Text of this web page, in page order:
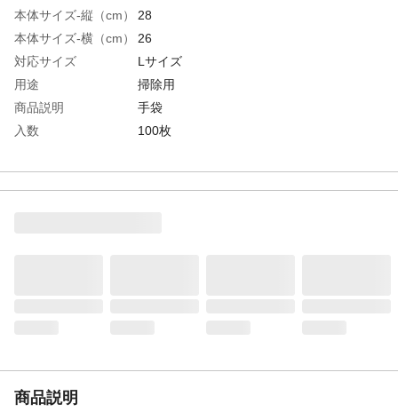
本体サイズ-縦（cm）
28
本体サイズ-横（cm）
26
対応サイズ
Lサイズ
用途
掃除用
商品説明
手袋
入数
100枚
使用上の注意
パッケージに参考をお願い致します。
商品説明